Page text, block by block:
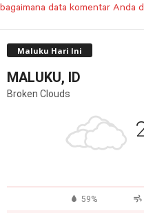
bagaimana data komentar Anda
Maluku Hari Ini
MALUKU, ID
Broken Clouds
59%